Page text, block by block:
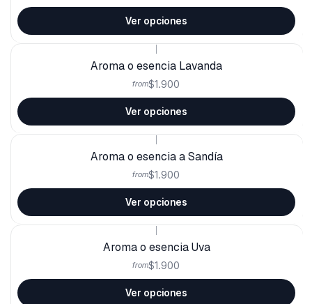
Ver opciones
Aroma o esencia Lavanda
from$1.900
Ver opciones
Aroma o esencia a Sandía
from$1.900
Ver opciones
Aroma o esencia Uva
from$1.900
Ver opciones